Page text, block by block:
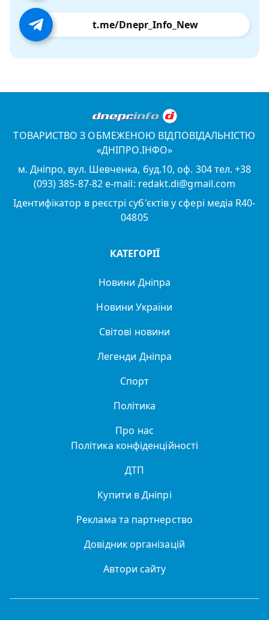
t.me/Dnepr_Info_New
ТОВАРИСТВО З ОБМЕЖЕНОЮ ВІДПОВІДАЛЬНІСТЮ
«ДНІПРО.ІНФО»
м. Дніпро, вул. Шевченка, буд.10, оф. 304 тел. +38
(093) 385-87-82 e-mail: redakt.di@gmail.com
Ідентифікатор в реєстрі суб'єктів у сфері медіа R40-
04805
КАТЕГОРІЇ
Новини Дніпра
Новини України
Світові новини
Легенди Дніпра
Спорт
Політика
Про нас
Політика конфіденційності
ДТП
Купити в Дніпрі
Реклама та партнерство
Довідник організацій
Автори сайту